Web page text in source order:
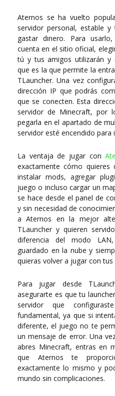
Aternos se ha vuelto
servidor personal, estable
gastar dinero. Para
cuenta en el sitio oficial,
tú y tus amigos utilizarán y
que es la que permite la
TLauncher. Una vez
dirección IP que podrás
que se conecten. Esta
servidor de Minecraft, por
pegarla en el apartado de
servidor esté encendido
La ventaja de jugar con
exactamente cómo quieres
instalar mods, agregar
juego o incluso cargar un
se hace desde el panel de
y sin necesidad de
a Aternos en la mejor
TLauncher y quieren
diferencia del modo
guardado en la nube y
quieras volver a jugar con tus
Para jugar desde
asegurarte es que tu
servidor que
fundamental, ya que si
diferente, el juego no te
un mensaje de error. Una
abres Minecraft, entras en
que Aternos te
exactamente lo mismo y
mundo sin complicaciones.